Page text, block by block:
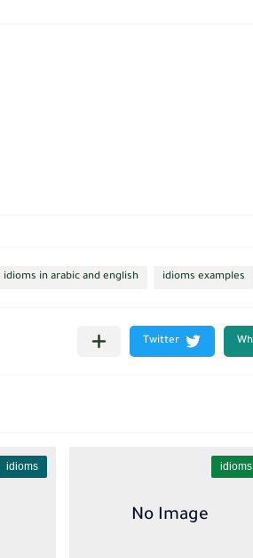
idioms examples
idioms in arabic and english
idioms
idioms